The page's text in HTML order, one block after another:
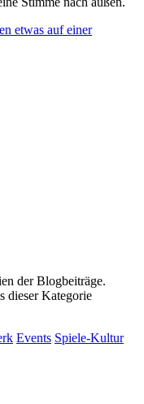
der Blogbeiträge.
dieser Kategorie
Events Spiele-Kultur